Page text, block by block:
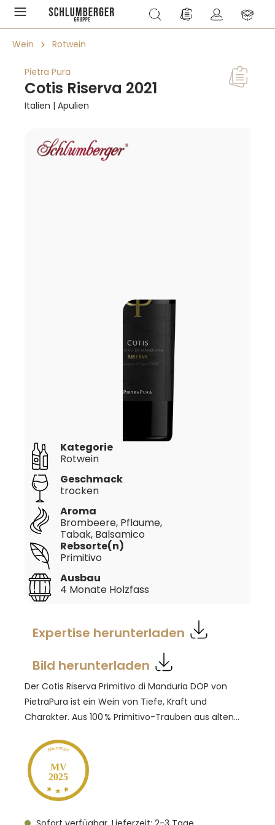
springen Du hast 0 Produkte
Wein Rotwein
Pietra Pura
Cotis Riserva 2021
Italien | Apulien
Bildergalerie überspringen
Ausbau
4 Monate Holzfass
Aroma
Brombeere, Pflaume,
Tabak, Balsamico
Geschmack
trocken
Kategorie
Rotwein
Rebsorte(n)
Primitivo
Expertise herunterladen
Bild herunterladen
Der Cotis Riserva Primitivo di Manduria DOP von
PietraPura ist ein Wein von Tiefe, Kraft und
Charakter. Aus 100 % Primitivo-Trauben aus alten
durchläuft er eine temperaturkontrollierte
Maischegärung im Stahltank und reift anschließend
mindestens zwölf Monate in französischen
Eichenfässern. Im Glas zeigt er sich rubinrot mit
MV
2025